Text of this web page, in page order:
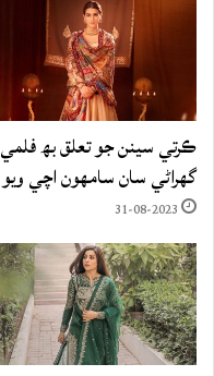
ڪرتي سينن جو تعلق بھ فلمي
گهراڻي سان سامهون اچي ويو
31-08-2023